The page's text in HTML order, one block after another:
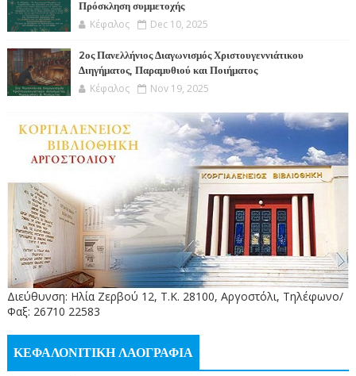
Πρόσκληση συμμετοχής
Κέφαλος Dec 10, 2025
2ος Πανελλήνιος Διαγωνισμός Χριστουγεννιάτικου
Διηγήματος, Παραμυθιού και Ποιήματος
Κέφαλος Nov 19, 2025
Διεύθυνση: Ηλία Ζερβού 12, Τ.Κ. 28100, Αργοστόλι, Τηλέφωνο/
Φαξ: 26710 22583
ΚΕΦΑΛΟΝΙΤΙΚΗ ΛΑΟΓΡΑΦΙΑ